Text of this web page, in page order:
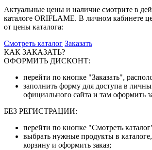
Актуальные цены и наличие смотрите в
каталоге ORIFLAME. В личном кабинете
от цены каталога:
Смотреть каталог Заказать
КАК ЗАКАЗАТЬ?
ОФОРМИТЬ ДИСКОНТ:
перейти по кнопке "Заказать",
заполнить форму для доступа в
официального сайта и там оформить
БЕЗ РЕГИСТРАЦИИ:
перейти по кнопке "Смотреть
выбрать нужные продукты в
корзину и оформить заказ;